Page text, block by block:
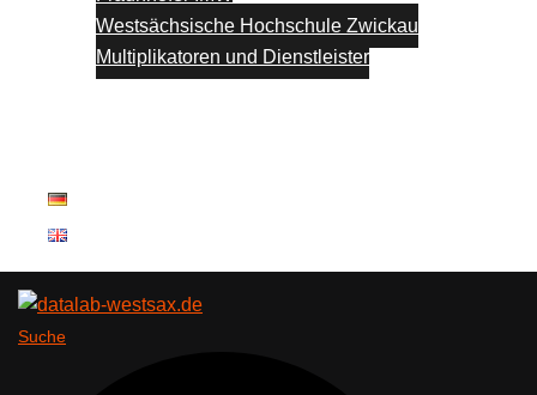
Westsächsische Hochschule Zwickau
Multiplikatoren und Dienstleister
Suche